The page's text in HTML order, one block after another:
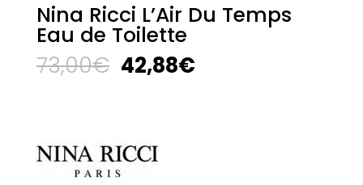
Nina Ricci L’Air Du Temps
Eau de Toilette
73,00€ El
precio
73,00€.
42,88€El